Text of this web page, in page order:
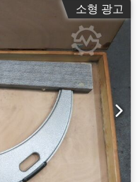
소형 광고